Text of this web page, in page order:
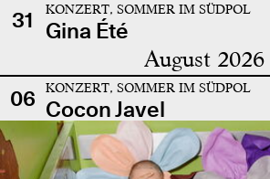
31
KONZERT, SOMMER IM SÜDPOL
Gina Été
August 2026
06 KONZERT, SOMMER IM SÜDPOL
Cocon Javel